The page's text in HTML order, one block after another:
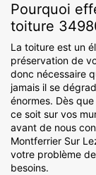
Pourquoi
toiture
La toiture est un
préservation de
donc nécessaire
jamais il se
énormes. Dès
ce soit sur vos
avant de nous
Montferrier Sur
votre problème
besoins.